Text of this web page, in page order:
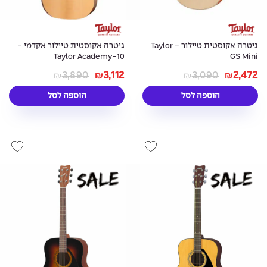
גיטרה אקוסטית טיילור - Taylor
GS Mini
₪3,090 ₪2,472
הוספה לסל
גיטרה אקוסטית טיילור אקדמי -
Taylor Academy-10
₪3,890 ₪3,112
הוספה לסל